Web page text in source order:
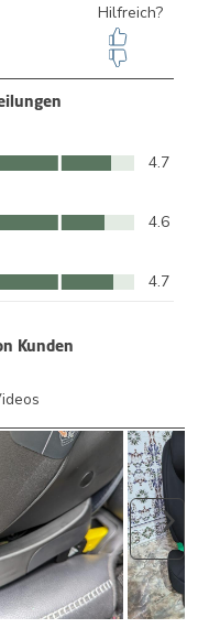
4.7
4.6
4.7
Kunden